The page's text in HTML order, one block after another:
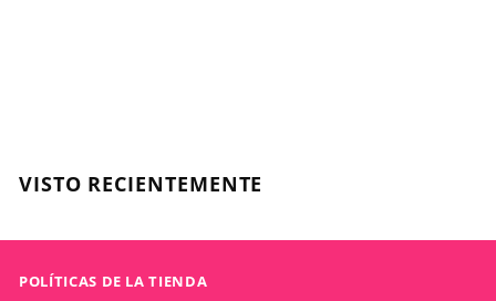
9
VISTO RECIENTEMENTE
POLÍTICAS DE LA TIENDA